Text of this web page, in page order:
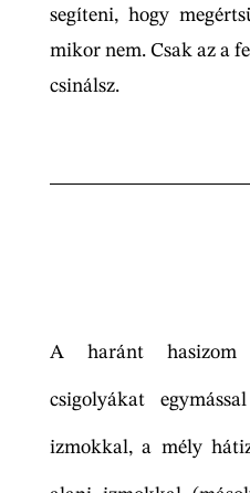
segíteni, hogy
mikor nem. Csak az a
csinálsz.
A haránt
csigolyákat
izmokkal, a mély